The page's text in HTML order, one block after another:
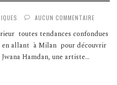
AUCUN COMMENTAIRE
toutes tendances confondues
en allant à Milan pour découvrir
Hamdan, une artiste...